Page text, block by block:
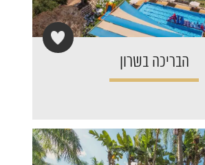
הבריכה בשרון